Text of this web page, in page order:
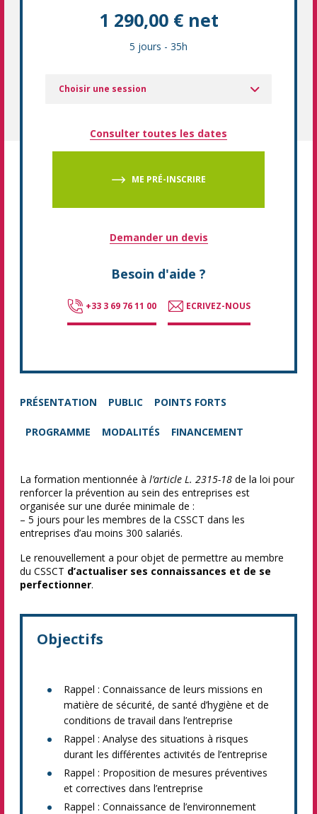
1 290,00 € net
5 jours - 35h
Choisir une session
Consulter toutes les dates
ME PRÉ-INSCRIRE
Demander un devis
Besoin d'aide ?
+33 3 69 76 11 00 ECRIVEZ-NOUS
PRÉSENTATION PUBLIC POINTS FORTS
PROGRAMME MODALITÉS FINANCEMENT
La formation mentionnée à l’article L. 2315-18 de la loi pour
renforcer la prévention au sein des entreprises est
organisée sur une durée minimale de :
– 5 jours pour les membres de la CSSCT dans les
entreprises d’au moins 300 salariés.
Le renouvellement a pour objet de permettre au membre
du CSSCT d’actualiser ses connaissances et de se
perfectionner.
Objectifs
Rappel : Connaissance de leurs missions en
matière de sécurité, de santé d’hygiène et de
conditions de travail dans l’entreprise
Rappel : Analyse des situations à risques
durant les différentes activités de l’entreprise
Rappel : Proposition de mesures préventives
et correctives dans l’entreprise
Rappel : Connaissance de l’environnement